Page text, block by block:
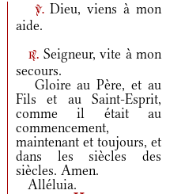
v.Dieu, viens à mon
aide.
r. Seigneur, vite à mon
secours.
Gloire au Père, et au
Fils et au Saint-Esprit,
comme il était au
commencement,
maintenant et toujours, et
dans les siècles des
siècles. Amen.
Alléluia.